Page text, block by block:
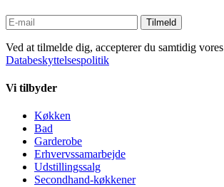
Tilmeld
Ved at tilmelde dig, accepterer du samtidig vores
Databeskyttelsespolitik
Vi tilbyder
Køkken
Bad
Garderobe
Erhvervssamarbejde
Udstillingssalg
Secondhand-køkkener